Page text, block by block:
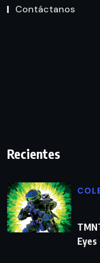
Contáctanos
Recientes
Eyes